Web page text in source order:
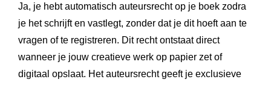
Ja, je hebt automatisch auteursrecht op je boek zodra
je het schrijft en vastlegt, zonder dat je dit hoeft aan te
vragen of te registreren. Dit recht ontstaat direct
wanneer je jouw creatieve werk op papier zet of
digitaal opslaat. Het auteursrecht geeft je exclusieve